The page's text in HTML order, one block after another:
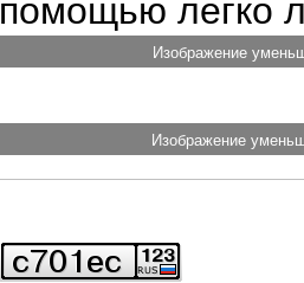
Изображение
Изображение